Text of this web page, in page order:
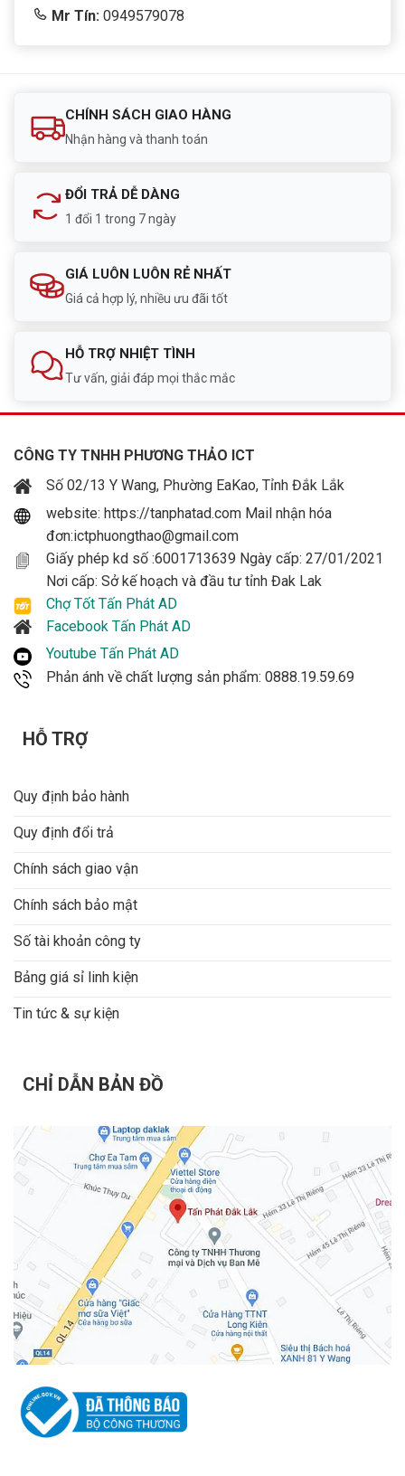
Mr Tín: 0949579078
CHÍNH SÁCH GIAO HÀNG
Nhận hàng và thanh toán
ĐỔI TRẢ DỄ DÀNG
1 đổi 1 trong 7 ngày
GIÁ LUÔN LUÔN RẺ NHẤT
Giá cả hợp lý, nhiều ưu đãi tốt
HỖ TRỢ NHIỆT TÌNH
Tư vấn, giải đáp mọi thắc mắc
CÔNG TY TNHH PHƯƠNG THẢO ICT
Số 02/13 Y Wang, Phường EaKao, Tỉnh Đắk Lắk
website: https://tanphatad.com Mail nhận hóa
đơn:ictphuongthao@gmail.com
Giấy phép kd số :6001713639 Ngày cấp: 27/01/2021
Nơi cấp: Sở kế hoạch và đầu tư tỉnh Đak Lak
Chợ Tốt Tấn Phát AD
Facebook Tấn Phát AD
Youtube Tấn Phát AD
Phản ánh về chất lượng sản phẩm: 0888.19.59.69
HỖ TRỢ
Quy định bảo hành
Quy định đổi trả
Chính sách giao vận
Chính sách bảo mật
Số tài khoản công ty
Bảng giá sỉ linh kiện
Tin tức & sự kiện
CHỈ DẪN BẢN ĐỒ